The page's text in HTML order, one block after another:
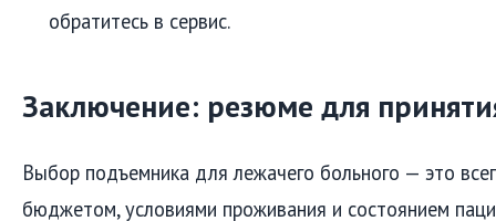
обратитесь в сервис.
Заключение: резюме для
Выбор подъемника для лежачего больного — это
бюджетом, условиями проживания и состоянием